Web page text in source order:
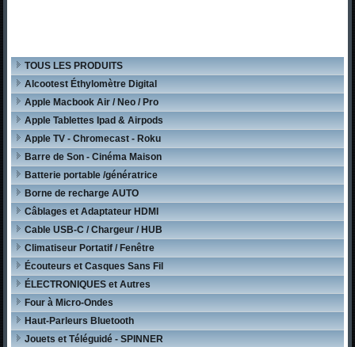
TOUS LES PRODUITS
Alcootest Éthylomètre Digital
Apple Macbook Air / Neo / Pro
Apple Tablettes Ipad & Airpods
Apple TV - Chromecast - Roku
Barre de Son - Cinéma Maison
Batterie portable /génératrice
Borne de recharge AUTO
Câblages et Adaptateur HDMI
Cable USB-C / Chargeur / HUB
Climatiseur Portatif / Fenêtre
Écouteurs et Casques Sans Fil
ÉLECTRONIQUES et Autres
Four à Micro-Ondes
Haut-Parleurs Bluetooth
Jouets et Téléguidé - SPINNER